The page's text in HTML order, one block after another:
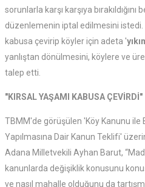
sorunlarla karşı karşıya
düzenlemenin iptal edilmesini istedi.
kabusa çevirip köyler için adeta '
yanlıştan dönülmesini, köylere ve
talep etti.
"KIRSAL YAŞAMI KABUSA ÇEVİRDİ"
TBMM'de görüşülen 'Köy Kanunu ile
Yapılmasına Dair Kanun Teklifi'
Adana Milletvekili Ayhan Barut,
kanunlarda değişiklik konusunu
ve nasıl mahalle olduğunu da